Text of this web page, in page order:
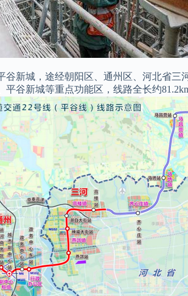
新城，途经朝阳区、通州区、河北省三
谷新城等重点功能区，线路全长约